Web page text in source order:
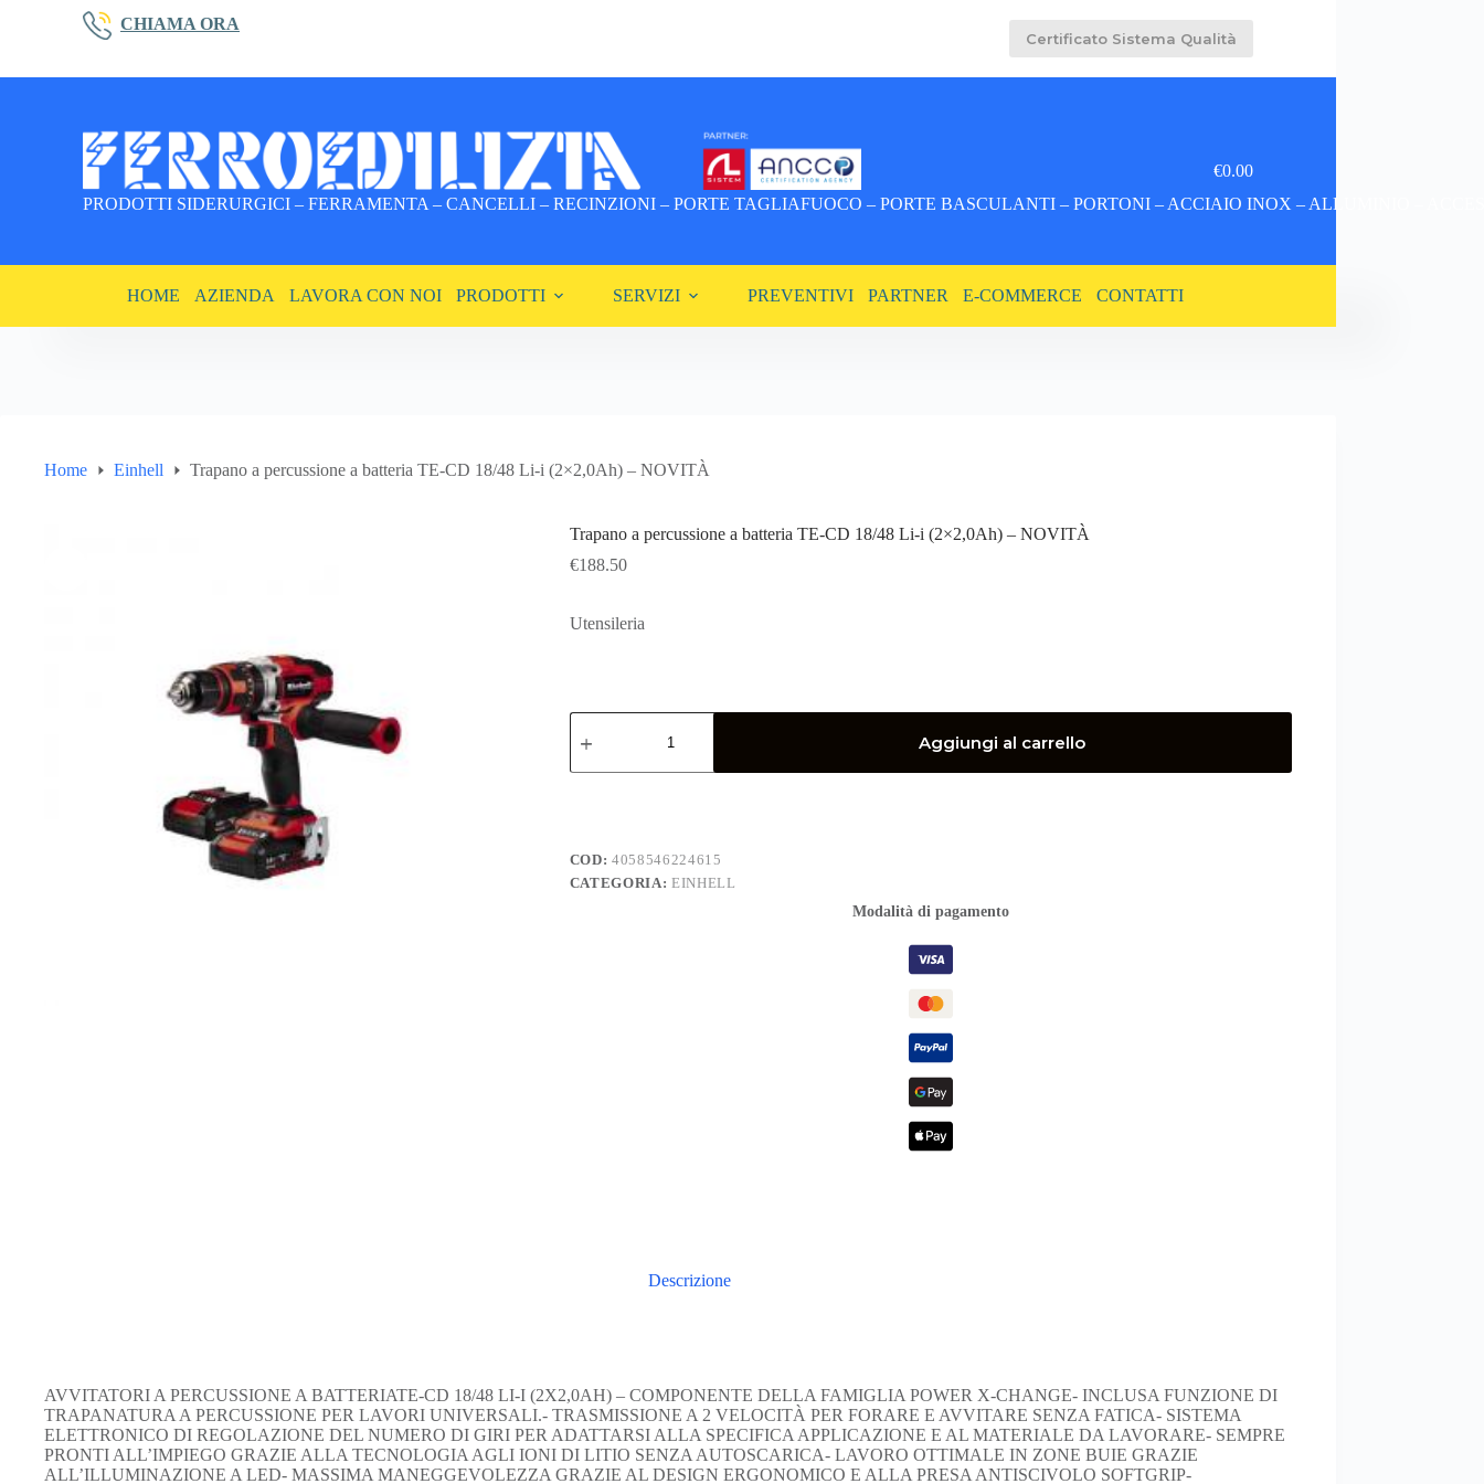
CHIAMA ORA
Certificato Sistema Qualità
PRODOTTI SIDERURGICI – FERRAMENTA – CANCELLI – RECINZIONI – PORTE TAGLIAFUOCO – PORTE BASCULANTI – PORTONI – ACCIAIO INOX – ALLUMINIO –
Carrello
€0.00
HOME AZIENDA LAVORA CON NOI PRODOTTI SERVIZI PREVENTIVI PARTNER E-COMMERCE CONTATTI
Home Einhell Trapano a percussione a batteria TE-CD 18/48 Li-i (2×2,0Ah) – NOVITÀ
Trapano a percussione a batteria TE-CD 18/48 Li-i (2×2,0Ah) – NOVITÀ
€188.50
Utensileria
Trapano
a
18/48
Li-
i
Aggiungi al carrello
COD:4058546224615
CATEGORIA: EINHELL
Modalità di pagamento
Descrizione
AVVITATORI A PERCUSSIONE A BATTERIATE-CD 18/48 LI-I (2X2,0AH) – COMPONENTE DELLA FAMIGLIA POWER X-CHANGE- INCLUSA FUNZIONE DI
TRAPANATURA A PERCUSSIONE PER LAVORI UNIVERSALI.- TRASMISSIONE A 2 VELOCITÀ PER FORARE E AVVITARE SENZA FATICA- SISTEMA
ELETTRONICO DI REGOLAZIONE DEL NUMERO DI GIRI PER ADATTARSI ALLA SPECIFICA APPLICAZIONE E AL MATERIALE DA LAVORARE- SEMPRE
PRONTI ALL’IMPIEGO GRAZIE ALLA TECNOLOGIA AGLI IONI DI LITIO SENZA AUTOSCARICA- LAVORO OTTIMALE IN ZONE BUIE GRAZIE
ALL’ILLUMINAZIONE A LED- MASSIMA MANEGGEVOLEZZA GRAZIE AL DESIGN ERGONOMICO E ALLA PRESA ANTISCIVOLO SOFTGRIP-